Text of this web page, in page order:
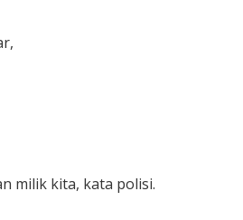
milik kita, kata polisi.